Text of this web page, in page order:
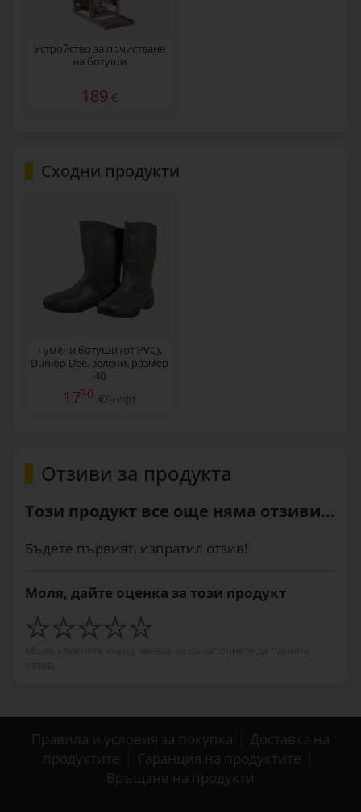
Устройство за почистване
на ботуши
189 €
Сходни продукти
Гумени ботуши (от PVC),
Dunlop Dee, зелени, размер
40
1730 €/чифт
Отзиви за продукта
Този продукт все още няма отзиви...
Бъдете първият, изпратил отзив!
Моля, дайте оценка за този продукт
Правила и условия за покупка
Доставка на
продуктите
Гаранция на продуктите
Връщане на продукти